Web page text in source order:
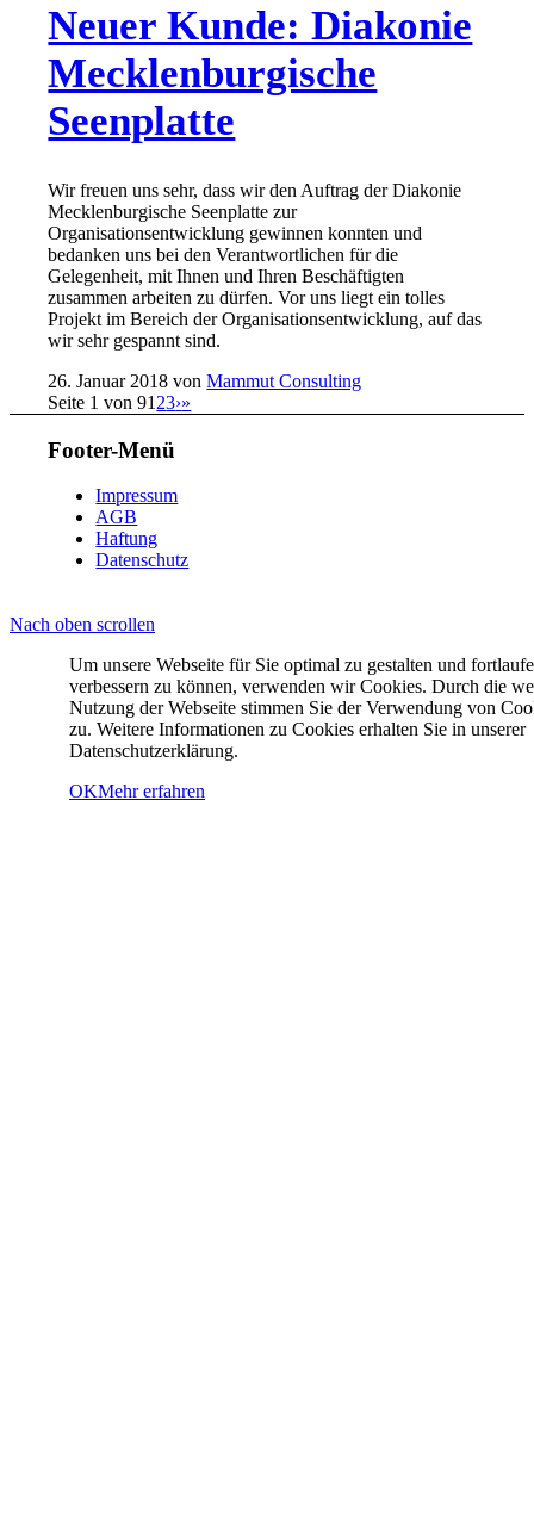
Neuer Kunde: Diakonie
Mecklenburgische
Seenplatte
Wir freuen uns sehr, dass wir den Auftrag der Diakonie
Mecklenburgische Seenplatte zur
Organisationsentwicklung gewinnen konnten und
bedanken uns bei den Verantwortlichen für die
Gelegenheit, mit Ihnen und Ihren Beschäftigten
zusammen arbeiten zu dürfen. Vor uns liegt ein tolles
Projekt im Bereich der Organisationsentwicklung, auf das
wir sehr gespannt sind.
26. Januar 2018 vonMammut Consulting
Seite 1 von 91 23›»
Footer-Menü
Impressum
AGB
Haftung
Datenschutz
Nach oben scrollen
Um unsere Webseite für Sie optimal zu gestalten und
verbessern zu können, verwenden wir Cookies. Durch die
Nutzung der Webseite stimmen Sie der Verwendung von
zu. Weitere Informationen zu Cookies erhalten Sie in unserer
Datenschutzerklärung.
OKMehr erfahren